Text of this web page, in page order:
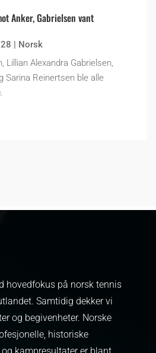
Anker, Gabrielsen vant
| Norsk
Lillian Alexandra Gabrielsen,
Sarina Reinertsen ble alle
hovedfokus på norsk tennis
Samtidig dekker vi
og begivenheter. Norske
historiske